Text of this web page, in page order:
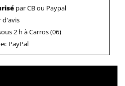
par CB ou Paypal
d'avis
2 h à Carros (06)
PayPal